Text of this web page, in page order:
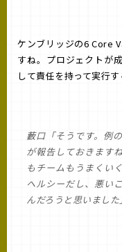
ケンブリッジの6 Core
すね。プロジェクトが
して責任を持って実行す
藪口「そうです。例
が報告しておきます
もチームもうまくい
ヘルシーだし、悪い
んだろうと思いました